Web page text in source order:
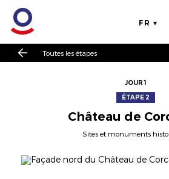
FR
Toutes les étapes
JOUR 1
ÉTAPE 2
Château de
Sites et monuments